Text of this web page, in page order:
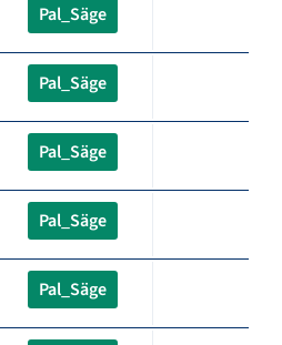
Pal_Säge
Pal_Säge
Pal_Säge
Pal_Säge
Pal_Säge